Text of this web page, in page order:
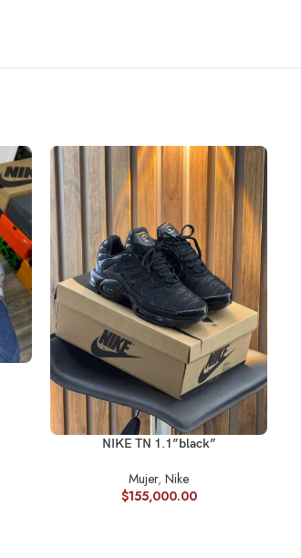
SELECCIONAR OPCIONES
NIKE TN 1.1”black”
Mujer, Nike
$155,000.00